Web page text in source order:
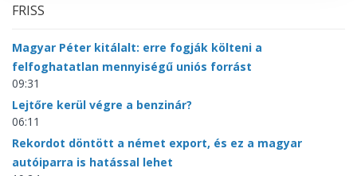
FRISS
Magyar Péter kitálalt: erre fogják költeni a
felfoghatatlan mennyiségű uniós forrást
09:31
Lejtőre kerül végre a benzinár?
06:11
Rekordot döntött a német export, és ez a magyar
autóiparra is hatással lehet